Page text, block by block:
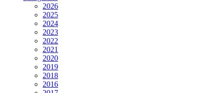
2026
2025
2024
2023
2022
2021
2020
2019
2018
2016